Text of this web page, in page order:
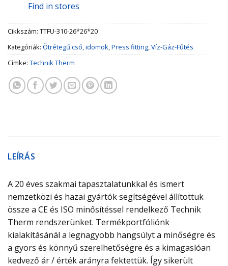
Find in stores
Cikkszám: TTFU-310-26*26*20
Kategóriák: Ötrétegű cső, idomok,Press fitting,Víz-Gáz-Fűtés
Címke: Technik Therm
LEÍRÁS
A 20 éves szakmai tapasztalatunkkal és ismert
nemzetközi és hazai gyártók segítségével állítottuk
össze a CE és ISO minősítéssel rendelkező Technik
Therm rendszerünket. Termékportfóliónk
kialakításánál a legnagyobb hangsúlyt a minőségre és
a gyors és könnyű szerelhetőségre és a kimagaslóan
kedvező ár / érték arányra fektettük. Így sikerült